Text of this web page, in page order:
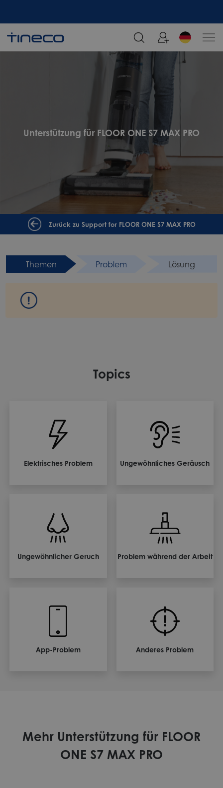
Unterstützung für FLOOR ONE S7 MAX PRO
Zurück zu Support for FLOOR ONE S7 MAX PRO
Themen Problem Lösung
Topics
Elektrisches Problem Ungewöhnliches Geräusch
Ungewöhnlicher Geruch Problem während der Arbeit
App-Problem Anderes Problem
Mehr Unterstützung für FLOOR
ONE S7 MAX PRO